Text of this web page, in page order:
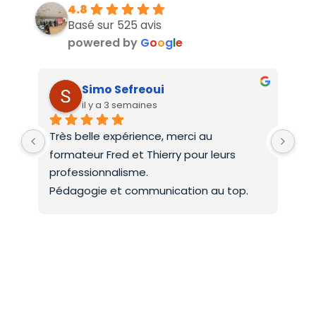
4.8
Basé sur 525 avis
powered by Google
Simo Sefreoui
il y a 3 semaines
Très belle expérience, merci au
formateur Fred et Thierry pour leurs
professionnalisme.
Pédagogie et communication au top.